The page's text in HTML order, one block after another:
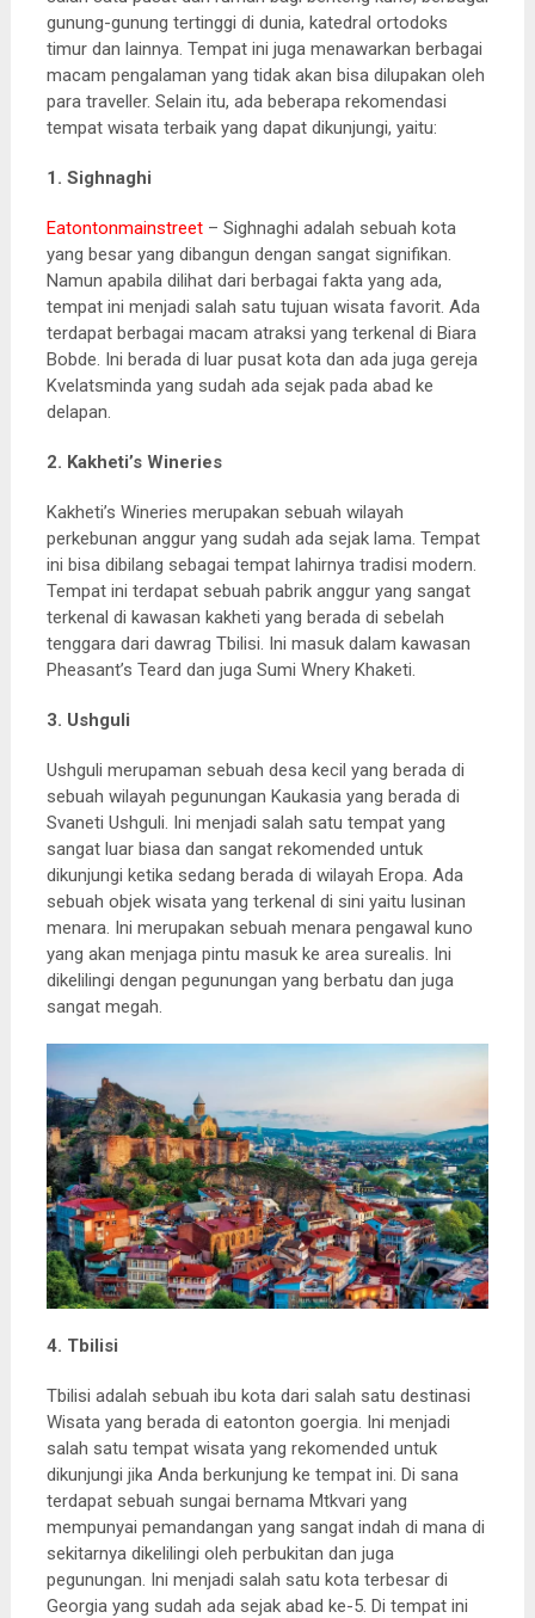
gunung-gunung tertinggi di dunia, katedral ortodoks
timur dan lainnya. Tempat ini juga menawarkan berbagai
macam pengalaman yang tidak akan bisa dilupakan oleh
para traveller. Selain itu, ada beberapa rekomendasi
tempat wisata terbaik yang dapat dikunjungi, yaitu:
1. Sighnaghi
Eatontonmainstreet– Sighnaghi adalah sebuah kota
yang besar yang dibangun dengan sangat signifikan.
Namun apabila dilihat dari berbagai fakta yang ada,
tempat ini menjadi salah satu tujuan wisata favorit. Ada
terdapat berbagai macam atraksi yang terkenal di Biara
Bobde. Ini berada di luar pusat kota dan ada juga gereja
Kvelatsminda yang sudah ada sejak pada abad ke
delapan.
2. Kakheti’s Wineries
Kakheti’s Wineries merupakan sebuah wilayah
perkebunan anggur yang sudah ada sejak lama. Tempat
ini bisa dibilang sebagai tempat lahirnya tradisi modern.
Tempat ini terdapat sebuah pabrik anggur yang sangat
terkenal di kawasan kakheti yang berada di sebelah
tenggara dari dawrag Tbilisi. Ini masuk dalam kawasan
Pheasant’s Teard dan juga Sumi Wnery Khaketi.
3. Ushguli
Ushguli merupaman sebuah desa kecil yang berada di
sebuah wilayah pegunungan Kaukasia yang berada di
Svaneti Ushguli. Ini menjadi salah satu tempat yang
sangat luar biasa dan sangat rekomended untuk
dikunjungi ketika sedang berada di wilayah Eropa. Ada
sebuah objek wisata yang terkenal di sini yaitu lusinan
menara. Ini merupakan sebuah menara pengawal kuno
yang akan menjaga pintu masuk ke area surealis. Ini
dikelilingi dengan pegunungan yang berbatu dan juga
sangat megah.
4. Tbilisi
Tbilisi adalah sebuah ibu kota dari salah satu destinasi
Wisata yang berada di eatonton goergia. Ini menjadi
salah satu tempat wisata yang rekomended untuk
dikunjungi jika Anda berkunjung ke tempat ini. Di sana
terdapat sebuah sungai bernama Mtkvari yang
mempunyai pemandangan yang sangat indah di mana di
sekitarnya dikelilingi oleh perbukitan dan juga
pegunungan. Ini menjadi salah satu kota terbesar di
Georgia yang sudah ada sejak abad ke-5. Di tempat ini